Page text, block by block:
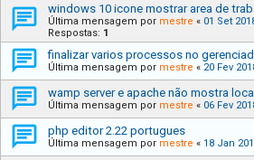
windows 10 icone mostrar area de
Última mensagem por mestre « 01 Set
Respostas: 1
finalizar varios processos no
Última mensagem por mestre « 20 Fev
wamp server e apache não mostra
Última mensagem por mestre « 06 Fev
php editor 2.22 portugues
Última mensagem por mestre « 18 Jan